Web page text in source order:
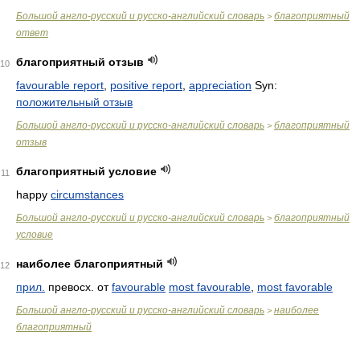
Большой англо-русский и русско-английский словарь > благоприятный
ответ
10
благоприятный отзыв
favourable report positive report appreciation Syn:
положительный отзыв
Большой англо-русский и русско-английский словарь > благоприятный
отзыв
11
благоприятный условие
happy circumstances
Большой англо-русский и русско-английский словарь > благоприятный
условие
12
наиболее благоприятный
прил. превосх. отfavourable most favourable most favorable
Большой англо-русский и русско-английский словарь > наиболее
благоприятный